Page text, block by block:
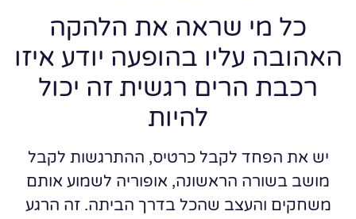
כל מי שראה את הלהקה
האהובה עליו בהופעה יודע איזו
רכבת הרים רגשית זה יכול
להיות
יש את הפחד לקבל כרטיס, ההתרגשות לקבל
מושב בשורה הראשונה, אופוריה לשמוע אותם
משחקים והעצב שהכל בדרך הביתה. זה הרגע